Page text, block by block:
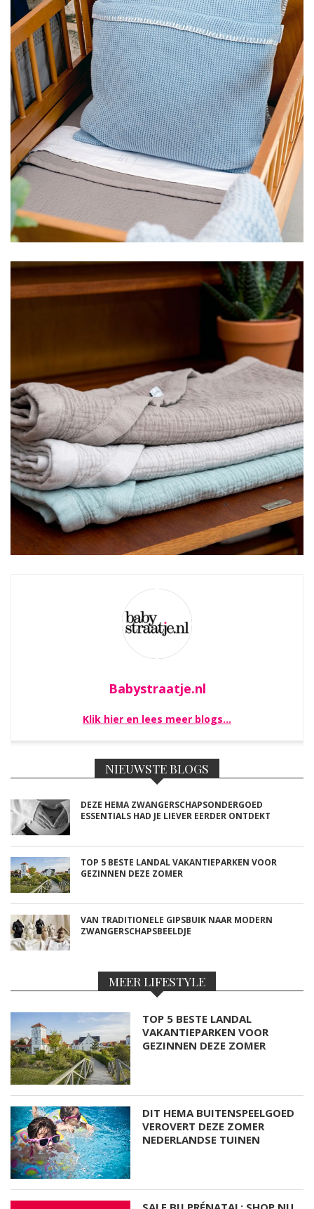
Babystraatje.nl
Klik hier en lees meer blogs…
NIEUWSTE BLOGS
DEZE HEMA ZWANGERSCHAPSONDERGOED
ESSENTIALS HAD JE LIEVER EERDER ONTDEKT
TOP 5 BESTE LANDAL VAKANTIEPARKEN VOOR
GEZINNEN DEZE ZOMER
VAN TRADITIONELE GIPSBUIK NAAR MODERN
ZWANGERSCHAPSBEELDJE
MEER LIFESTYLE
TOP 5 BESTE LANDAL
VAKANTIEPARKEN VOOR
GEZINNEN DEZE ZOMER
DIT HEMA BUITENSPEELGOED
VEROVERT DEZE ZOMER
NEDERLANDSE TUINEN